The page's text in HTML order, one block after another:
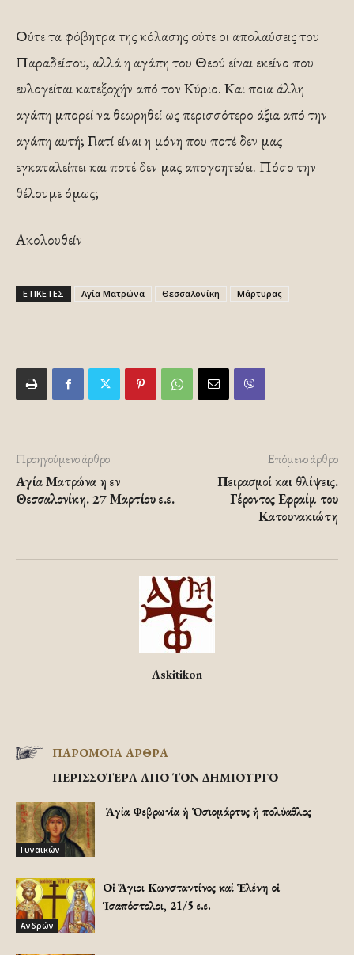
Ούτε τα φόβητρα της κόλασης ούτε οι απολαύσεις του
Παραδείσου, αλλά η αγάπη του Θεού είναι εκείνο που
ευλογείται κατεξοχήν από τον Κύριο. Και ποια άλλη
αγάπη μπορεί να θεωρηθεί ως περισσότερο άξια από την
αγάπη αυτή; Γιατί είναι η μόνη που ποτέ δεν μας
εγκαταλείπει και ποτέ δεν μας απογοητεύει. Πόσο την
θέλουμε όμως;
Ακολουθείν
ΕΤΙΚΕΤΕΣ Αγία Ματρώνα Θεσσαλονίκη Μάρτυρας
Προηγούμενο άρθρο
Αγία Ματρώνα η εν
Θεσσαλονίκη. 27 Μαρτίου ε.ε.
Επόμενο άρθρο
Πειρασμοί και θλίψεις.
Γέροντος Εφραίμ του
Κατουνακιώτη
Askitikon
ΠΑΡΟΜΟΙΑ ΑΡΘΡΑ
ΠΕΡΙΣΣΟΤΕΡΑ ΑΠΟ ΤΟΝ ΔΗΜΙΟΥΡΓΟ
Γυναικών
Ἡ Ἁγία Φεβρωνία ἡ Ὁσιομάρτυς ἡ πολύαθλος
Ανδρών
Οἱ Ἅγιοι Κωνσταντίνος καί Ἑλένη οἱ
Ἱσαπόστολοι, 21/5 ε.ε.